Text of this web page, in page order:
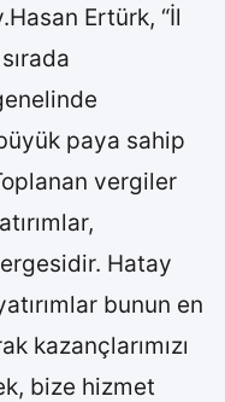
Ertürk, “İl
paya sahip
vergiler
Hatay
bunun en
kazançlarımızı
bize hizmet